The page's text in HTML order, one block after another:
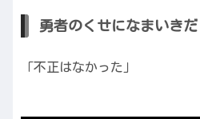
勇者のくせになまいきだ
「不正はなかった」